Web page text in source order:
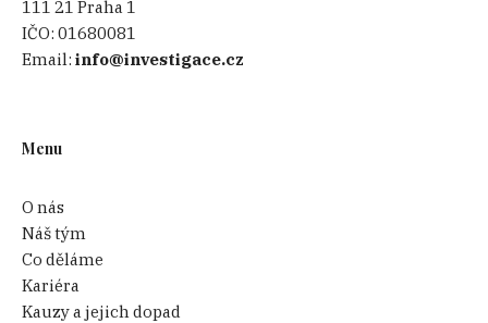
111 21 Praha 1
IČO:01680081
Email:info@investigace.cz
Menu
O nás
Náš tým
Co děláme
Kariéra
Kauzy a jejich dopad